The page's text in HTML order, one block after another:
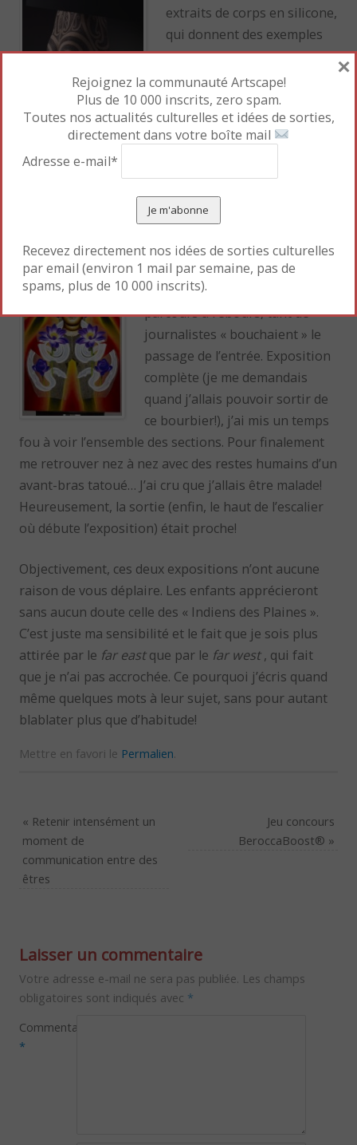
extraits de corps en silicone,
qui donnent des exemples
de tatouages sur des
jambes, bustes, bras ; des
projets de tatouage ; les
outils traditionnels et la
machine électrique qui
permet de perforer la peau. Les « oeuvres » de Tin-
(Suisse), Jack Rudy (Américain), Xed Le Head
(Anglais), Chimé (Polynésien) sont présentées.
Lors du vernissage presse, il y
avait foule. J’ai du suivre le
parcours à rebours, tant de
journalistes « bouchaient » le
passage de l’entrée. Exposition
complète (je me demandais
quand j’allais pouvoir sortir de
ce bourbier!), j’ai mis un temps
fou à voir l’ensemble des sections. Pour finalement
me retrouver nez à nez avec des restes humains d’un
avant-bras tatoué… J’ai cru que j’allais être malade!
Heureusement, la sortie (enfin, le haut de l’escalier
où débute l’exposition) était proche!
Objectivement, ces deux expositions n’ont aucune
raison de vous déplaire. Les enfants apprécieront
sans aucun doute celle des « Indiens des Plaines ».
C’est juste ma sensibilité et le fait que je sois plus
attirée par le far eastque par le far west, qui fait
que je n’ai pas accrochée. Ce pourquoi j’écris quand
même quelques mots à leur sujet, sans pour autant
blablater plus que d’habitude!
Mettre en favori le Permalien.
« Retenir intensément un
moment de
communication entre des
êtres
Jeu concours
BeroccaBoost® »
Laisser un commentaire
Votre adresse e-mail ne sera pas publiée. Les champs
obligatoires sont indiqués avec *
Commentaire
*
Rejoignez la communauté Artscape!
Plus de 10 000 inscrits, zero spam.
Toutes nos actualités culturelles et idées de sorties,
directement dans votre boîte mail
Adresse e-mail*
Recevez directement nos idées de sorties culturelles
par email (environ 1 mail par semaine, pas de
spams, plus de 10 000 inscrits).
×